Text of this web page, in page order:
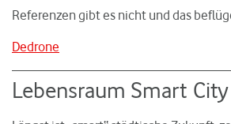
Referenzen gibt es nicht und das
Dedrone
Lebensraum Smart City